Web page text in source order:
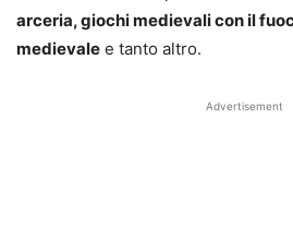
arceria, giochi medievali con il
medievale e tanto altro.
Advertisement